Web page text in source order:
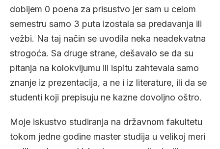
dobijem 0 poena za prisustvo jer sam u celom
semestru samo 3 puta izostala sa predavanja ili
vežbi. Na taj način se uvodila neka neadekvatna
strogoća. Sa druge strane, dešavalo se da su
pitanja na kolokvijumu ili ispitu zahtevala samo
znanje iz prezentacija, a ne i iz literature, ili da se
studenti koji prepisuju ne kazne dovoljno oštro.
Moje iskustvo studiranja na državnom fakultetu
tokom jedne godine master studija u velikoj meri